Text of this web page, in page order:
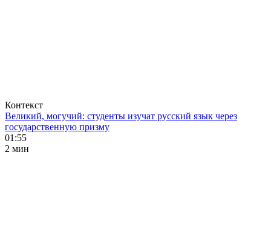
Контекст
Великий, могучий: студенты изучат русский язык через
государственную призму
01:55
2 мин